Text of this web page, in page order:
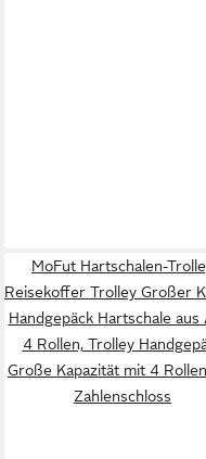
MoFut Hartschalen-
Reisekoffer Trolley Großer
Handgepäck Hartschale aus
4 Rollen, Trolley
Große Kapazität mit 4
Zahlenschloss